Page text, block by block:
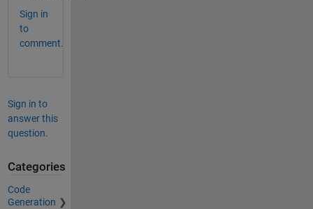
Sign in
to
comment.
Sign in to
answer this
question.
Categories
Code
Generation